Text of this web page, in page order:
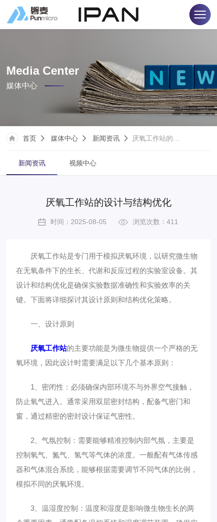
Media Center
媒体中心
首页 媒体中心 新闻资讯
新闻资讯 视频中心
厌氧工作站的设计与结构优化
时间：2025-08-05 浏览次数：411
厌氧工作站是专门用于模拟厌氧环境，以研究微生物
在无氧条件下的生长、代谢和反应过程的实验室设备。其
设计和结构优化是确保实验数据准确性和实验效率的关
键。下面将详细探讨其设计原则和结构优化策略。
一、设计原则
厌氧工作站的主要功能是为微生物提供一个严格的无
氧环境，因此设计时需要满足以下几个基本原则：
1、密闭性：必须确保内部环境不与外界空气接触，
防止氧气进入。通常采用双层密封结构，配备气密门和
窗，通过精密的密封设计保证气密性。
2、气氛控制：需要能够精准控制内部气氛，主要是
控制氧气、氮气、氢气等气体的浓度。一般配有气体传感
器和气体混合系统，能够根据需要调节不同气体的比例，
模拟不同的厌氧环境。
3、温湿度控制：温度和湿度是影响微生物生长的两